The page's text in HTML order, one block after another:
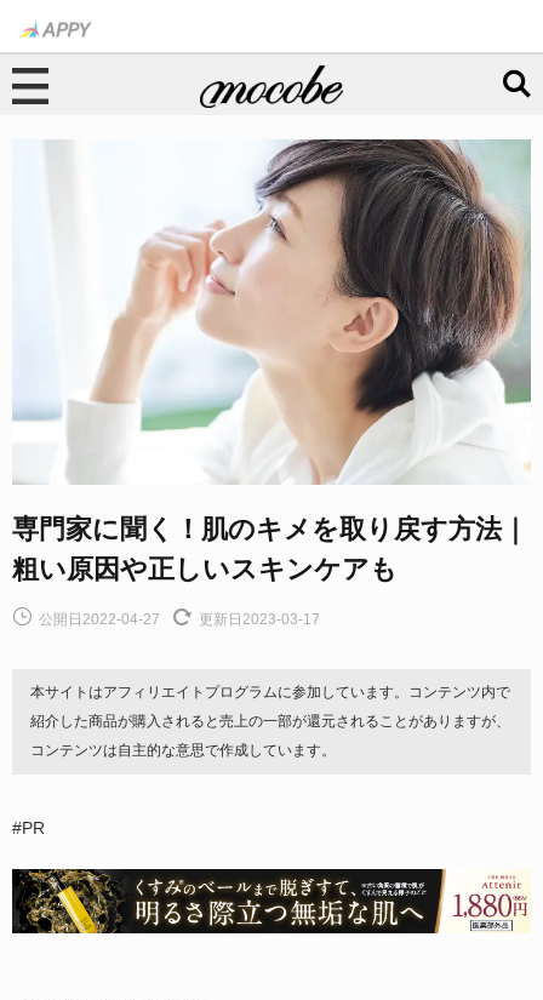
専門家に聞く！肌のキメを取り戻す方法｜
粗い原因や正しいスキンケアも
公開日2022-04-27 更新日2023-03-17
本サイトはアフィリエイトプログラムに参加しています。コンテンツ内で
紹介した商品が購入されると売上の一部が還元されることがありますが、
コンテンツは自主的な意思で作成しています。
#PR